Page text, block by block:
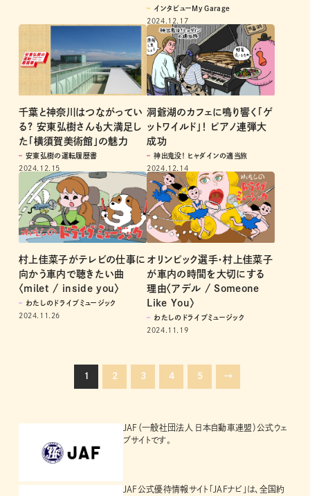
インタビューMy Garage
2024.12.17
千葉と神奈川はつながってい
る? 安東弘樹さんも大満足し
た「横須賀美術館」の魅力
安東弘樹の運転履歴書
2024.12.15
洞爺湖のカフェに鳴り響く「ゲ
ットワイルド」！ ピアノ連弾大
成功
神出鬼没！ ヒャダインの適当旅
2024.12.14
村上佳菜子がテレビの仕事に
向かう車内で聴きたい曲
〈milet / inside you〉
わたしのドライブミュージック
2024.11.26
オリンピック選手・村上佳菜子
が車内の時間を大切にする
理由〈アデル / Someone
Like You〉
わたしのドライブミュージック
2024.11.19
1 2 3 4 5 →
JAF（一般社団法人 日本自動車連盟）公式ウェ
ブサイトです。
JAF公式優待情報サイト「JAFナビ」は、全国約